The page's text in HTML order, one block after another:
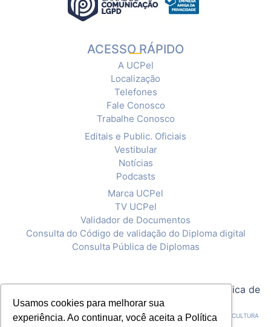
Usamos cookies para melhorar sua
experiência. Ao continuar, você aceita a Política
ACESSO RÁPIDO
A UCPel
Localização
Telefones
Fale Conosco
Trabalhe Conosco
Editais e Public. Oficiais
Vestibular
Notícias
Podcasts
Marca UCPel
TV UCPel
Validador de Documentos
Consulta do Código de validação do Diploma digital
Consulta Pública de Diplomas
Política de
Privacidade
CNPJ: 92.238.914/0001-03 - ASSOCIAÇÃO PELOTENSE DE ASSISTÊNCIA E CULTURA